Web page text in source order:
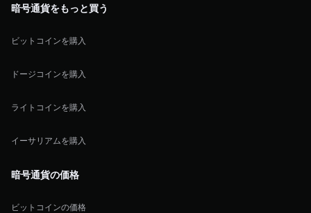
暗号通貨をもっと買う
ビットコインを購入
ドージコインを購入
ライトコインを購入
イーサリアムを購入
暗号通貨の価格
ビットコインの価格